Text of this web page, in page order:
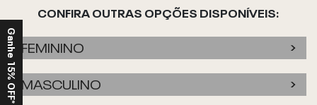
CONFIRA OUTRAS OPÇÕES DISPONÍVEIS:
FEMININO
MASCULINO
Ganhe 15% OFF*